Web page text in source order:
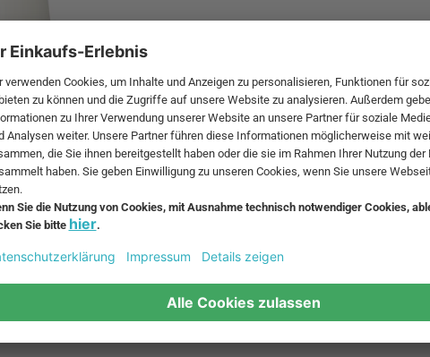
Korkeiche gewonnen und wird schon seit dem 2. Jahrhundert
sowie Nordwestafrika verarbeitet und für seine wertvollen
Kork ist nachhaltig, besteht aus sehr eng zusammenliegenden
Gewicht besonders belastbar und elastisch. Außerdem
ist unempfindlich gegenüber Feuchtigkeit, schwer entflammbar
Bei der Einrichtung besticht das Material aber vor allem durch
minimalistischen, naturverbundenen Look, der Geborgenheit